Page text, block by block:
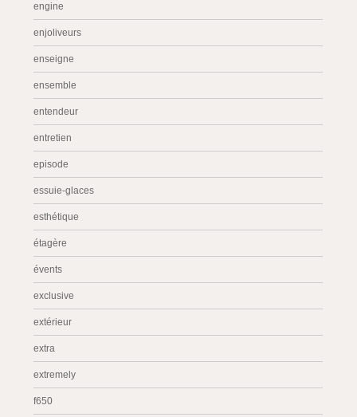
engine
enjoliveurs
enseigne
ensemble
entendeur
entretien
episode
essuie-glaces
esthétique
étagère
évents
exclusive
extérieur
extra
extremely
f650